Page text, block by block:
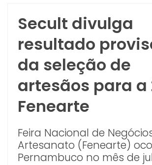
Secult divulga
resultado
da seleção de
artesãos para a
Fenearte
Feira Nacional de
Artesanato (Fenearte)
Pernambuco no mês de